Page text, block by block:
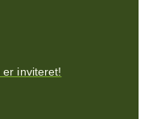
inviteret!